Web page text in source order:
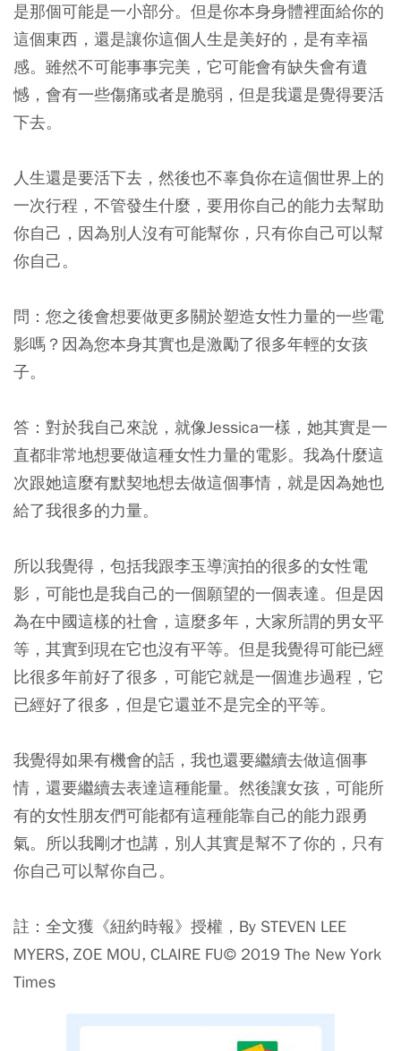
是那個可能是一小部分。但是你本身身體裡面給你的
這個東西，還是讓你這個人生是美好的，是有幸福
感。雖然不可能事事完美，它可能會有缺失會有遺
憾，會有一些傷痛或者是脆弱，但是我還是覺得要活
下去。
人生還是要活下去，然後也不辜負你在這個世界上的
一次行程，不管發生什麼，要用你自己的能力去幫助
你自己，因為別人沒有可能幫你，只有你自己可以幫
你自己。
問：您之後會想要做更多關於塑造女性力量的一些電
影嗎？因為您本身其實也是激勵了很多年輕的女孩
子。
答：對於我自己來說，就像Jessica一樣，她其實是一
直都非常地想要做這種女性力量的電影。我為什麼這
次跟她這麼有默契地想去做這個事情，就是因為她也
給了我很多的力量。
所以我覺得，包括我跟李玉導演拍的很多的女性電
影，可能也是我自己的一個願望的一個表達。但是因
為在中國這樣的社會，這麼多年，大家所謂的男女平
等，其實到現在它也沒有平等。但是我覺得可能已經
比很多年前好了很多，可能它就是一個進步過程，它
已經好了很多，但是它還並不是完全的平等。
我覺得如果有機會的話，我也還要繼續去做這個事
情，還要繼續去表達這種能量。然後讓女孩，可能所
有的女性朋友們可能都有這種能靠自己的能力跟勇
氣。所以我剛才也講，別人其實是幫不了你的，只有
你自己可以幫你自己。
註：全文獲《紐約時報》授權，By STEVEN LEE
MYERS, ZOE MOU, CLAIRE FU© 2019 The New York
Times